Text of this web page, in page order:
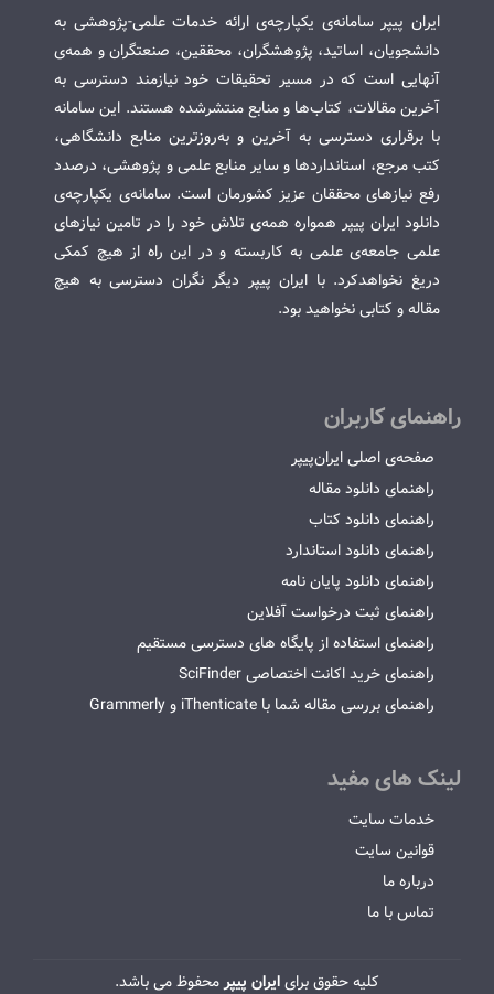
ایران پیپر سامانه‌ی یکپارچه‌ی ارائه خدمات علمی-پژوهشی به
دانشجویان، اساتید، پژوهشگران، محققین، صنعتگران و همه‌ی
آنهایی است که در مسیر تحقیقات خود نیازمند دسترسی به
آخرین مقالات، کتاب‌ها و منابع منتشرشده هستند. این سامانه
با برقراری دسترسی به آخرین و به‌روزترین منابع دانشگاهی،
کتب مرجع، استانداردها و سایر منابع علمی و پژوهشی، درصدد
رفع نیازهای محققان عزیز کشورمان است. سامانه‌ی یکپارچه‌ی
دانلود ایران پیپر همواره همه‌ی تلاش خود را در تامین نیازهای
علمی جامعه‌ی علمی به کاربسته و در این راه از هیچ کمکی
دریغ نخواهدکرد. با ایران پیپر دیگر نگران دسترسی به هیچ
مقاله و کتابی نخواهید بود.
راهنمای کاربران
صفحه‌ی اصلی ایران‌پیپر
راهنمای دانلود مقاله
راهنمای دانلود کتاب
راهنمای دانلود استاندارد
راهنمای دانلود پایان نامه
راهنمای ثبت درخواست آفلاین
راهنمای استفاده از پایگاه های دسترسی مستقیم
راهنمای خرید اکانت اختصاصی SciFinder
راهنمای بررسی مقاله شما با iThenticate و Grammerly
لینک های مفید
خدمات سایت
قوانین سایت
درباره ما
تماس با ما
کلیه حقوق برایایران پیپرمحفوظ می باشد.